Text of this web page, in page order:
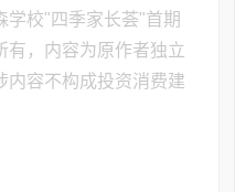
校"四季家长荟"首期
有，内容为原作者独立
内容不构成投资消费建